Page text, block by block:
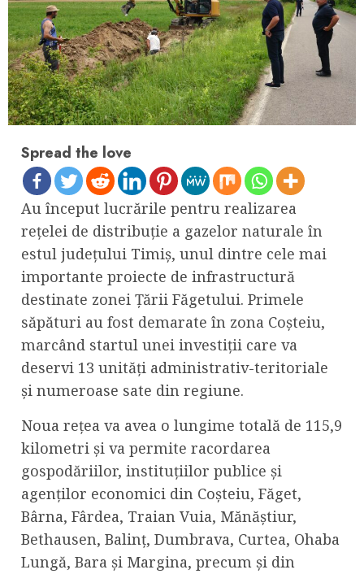
Spread the love
Au început lucrările pentru realizarea
rețelei de distribuție a gazelor naturale în
estul județului Timiș, unul dintre cele mai
importante proiecte de infrastructură
destinate zonei Țării Făgetului. Primele
săpături au fost demarate în zona Coșteiu,
marcând startul unei investiții care va
deservi 13 unități administrativ-teritoriale
și numeroase sate din regiune.
Noua rețea va avea o lungime totală de 115,9
kilometri și va permite racordarea
gospodăriilor, instituțiilor publice și
agenților economici din Coșteiu, Făget,
Bârna, Fârdea, Traian Vuia, Mănăștiur,
Bethausen, Balinț, Dumbrava, Curtea, Ohaba
Lungă, Bara și Margina, precum și din